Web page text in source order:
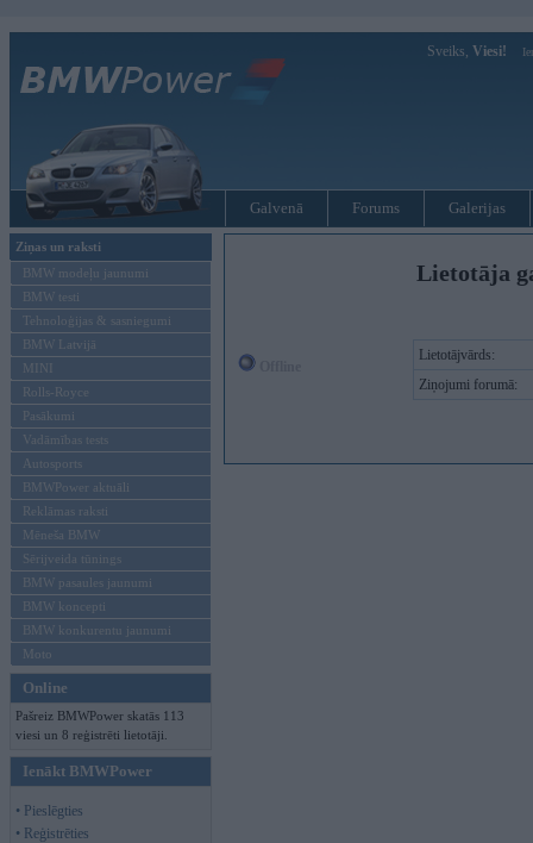
Sveiks, Viesi!
Galvenā Forums Galerijas
Ziņas un raksti
BMW modeļu jaunumi
BMW testi
Tehnoloģijas & sasniegumi
BMW Latvijā
MINI
Rolls-Royce
Pasākumi
Vadāmības tests
Autosports
BMWPower aktuāli
Reklāmas raksti
Mēneša BMW
Sērijveida tūnings
BMW pasaules jaunumi
BMW koncepti
BMW konkurentu jaunumi
Moto
Online
Pašreiz BMWPower skatās 113
viesi un 8 reģistrēti lietotāji.
Ienākt BMWPower
• Pieslēgties
• Reģistrēties
Lietotāja
Lietotājvārds:
Ziņojumi forumā: